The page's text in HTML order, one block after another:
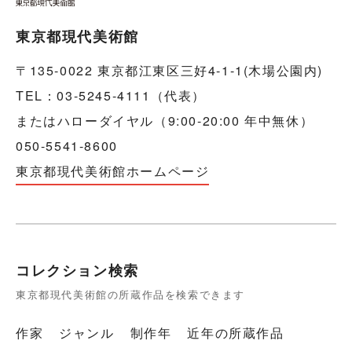
東京都現代美術館
〒135-0022 東京都江東区三好4-1-1(木場公園内)
TEL：03-5245-4111（代表）
またはハローダイヤル（9:00-20:00 年中無休）
050-5541-8600
東京都現代美術館ホームページ
コレクション検索
東京都現代美術館の所蔵作品を検索できます
作家 ジャンル 制作年
近年の所蔵作品